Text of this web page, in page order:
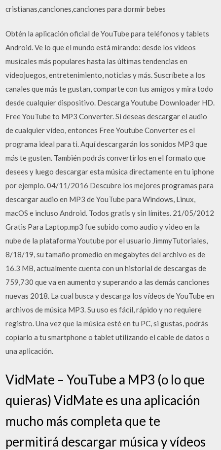
cristianas,canciones,canciones para dormir bebes
Obtén la aplicación oficial de YouTube para teléfonos y tablets
Android. Ve lo que el mundo está mirando: desde los videos
musicales más populares hasta las últimas tendencias en
videojuegos, entretenimiento, noticias y más. Suscríbete a los
canales que más te gustan, comparte con tus amigos y mira todo
desde cualquier dispositivo. Descarga Youtube Downloader HD.
Free YouTube to MP3 Converter. Si deseas descargar el audio
de cualquier vídeo, entonces Free Youtube Converter es el
programa ideal para ti. Aquí descargarán los sonidos MP3 que
más te gusten. También podrás convertirlos en el formato que
desees y luego descargar esta música directamente en tu iphone
por ejemplo. 04/11/2016 Descubre los mejores programas para
descargar audio en MP3 de YouTube para Windows, Linux,
macOS e incluso Android. Todos gratis y sin límites. 21/05/2012
Gratis Para Laptop.mp3 fue subido como audio y video en la
nube de la plataforma Youtube por el usuario JimmyTutoriales,
8/18/19, su tamaño promedio en megabytes del archivo es de
16.3 MB, actualmente cuenta con un historial de descargas de
759,730 que va en aumento y superando a las demás canciones
nuevas 2018. La cual busca y descarga los vídeos de YouTube en
archivos de música MP3. Su uso es fácil, rápido y no requiere
registro. Una vez que la música esté en tu PC, si gustas, podrás
copiarlo a tu smartphone o tablet utilizando el cable de datos o
una aplicación.
VidMate – YouTube a MP3 (o lo que
quieras) VidMate es una aplicación
mucho más completa que te
permitirá descargar música y vídeos